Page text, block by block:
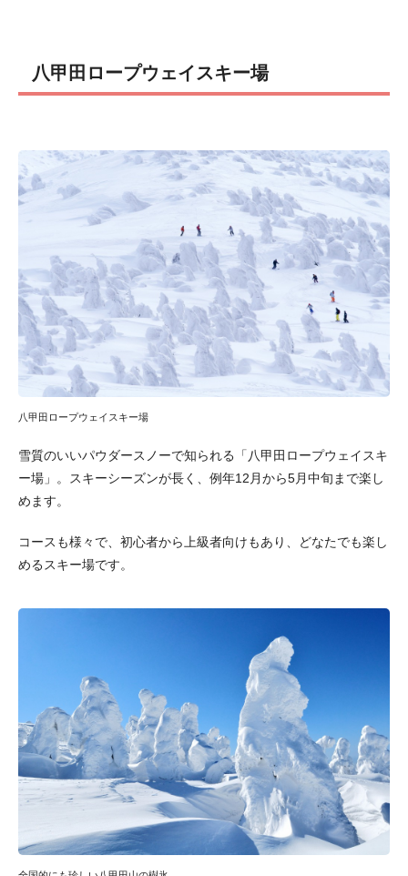
八甲田ロープウェイスキー場
八甲田ロープウェイスキー場
雪質のいいパウダースノーで知られる「八甲田ロープウェイスキ
ー場」。スキーシーズンが長く、例年12月から5月中旬まで楽し
めます。
コースも様々で、初心者から上級者向けもあり、どなたでも楽し
めるスキー場です。